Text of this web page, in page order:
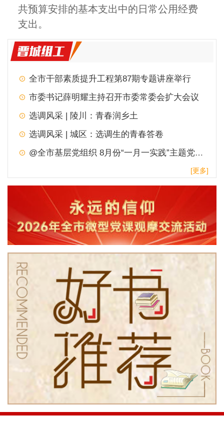
共预算安排的基本支出中的日常公用经费
支出。
全市干部素质提升工程第87期专题讲座举行
市委书记薛明耀主持召开市委常委会扩大会议
选调风采 | 陵川：青春润乡土
选调风采 | 城区：选调生的青春答卷
@全市基层党组织 8月份“一月一实践”主题党日，请查收！
[更多]